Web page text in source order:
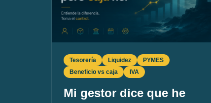
Tesorería Liquidez
PYMES
Beneficio vs caja
IVA
Mi gestor dice que he